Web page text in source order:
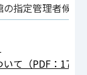
の指定管理者候
て（PDF：